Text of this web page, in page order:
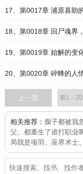
17、第0017章 浦原喜助
18、第0018章 回尸魂界
19、第0019章 始解的变
20、第0020章 碎蜂的人
上一页
相关推荐： 瘸子都被我
父
都重生了谁打职业
局我是项羽
巫界术士